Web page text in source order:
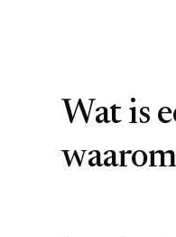
Wat is